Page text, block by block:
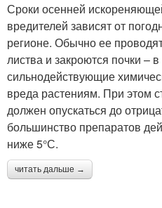
Сроки осенней
вредителей зависят от
регионе. Обычно ее
листва и закроются почки –
сильнодействующие
вреда растениям. При этом
должен опускаться до
большинство препаратов
ниже 5°С.
читать дальше →